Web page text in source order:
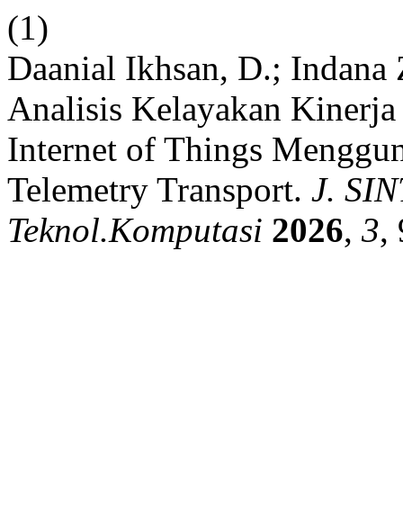
(1)
Daanial Ikhsan, D.;
Analisis Kelayakan Kinerja
Internet of Things
Telemetry Transport. J.
Teknol.Komputasi 2026, 3,